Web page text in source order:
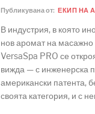
Публикувана от: ЕКИП НА
В индустрия, в която
нов аромат на
VersaSpa PRO се
вижда — с инженерска
американски патента,
своята категория, и с